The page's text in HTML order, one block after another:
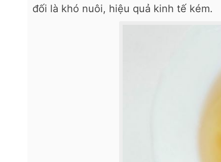
đối là khó nuôi, hiệu quả kinh tế kém.